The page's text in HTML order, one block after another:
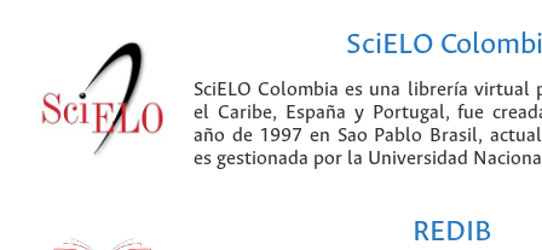
SciELO
SciELO Colombia es una librería virtual
el Caribe, España y Portugal, fue
año de 1997 en Sao Pablo Brasil,
es gestionada por la Universidad
REDIB